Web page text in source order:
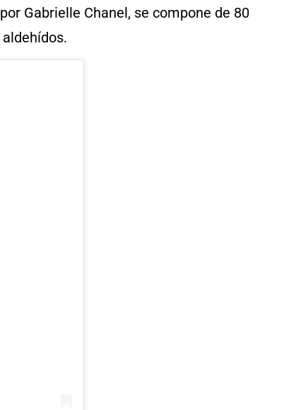
Gabrielle Chanel, se compone de 80